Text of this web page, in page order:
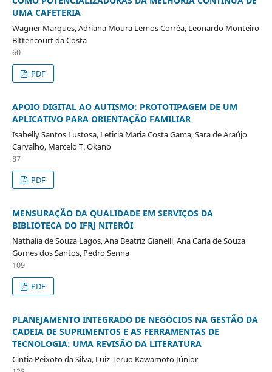
UMA CAFETERIA
Wagner Marques, Adriana Moura Lemos Corrêa, Leonardo Monteiro
Bittencourt da Costa
60
PDF
APOIO DIGITAL AO AUTISMO: PROTOTIPAGEM DE UM
APLICATIVO PARA ORIENTAÇÃO FAMILIAR
Isabelly Santos Lustosa, Leticia Maria Costa Gama, Sara de Araújo
Carvalho, Marcelo T. Okano
87
PDF
MENSURAÇÃO DA QUALIDADE EM SERVIÇOS DA
BIBLIOTECA DO IFRJ NITERÓI
Nathalia de Souza Lagos, Ana Beatriz Gianelli, Ana Carla de Souza
Gomes dos Santos, Pedro Senna
109
PDF
PLANEJAMENTO INTEGRADO DE NEGÓCIOS NA GESTÃO DA
CADEIA DE SUPRIMENTOS E AS FERRAMENTAS DE
TECNOLOGIA: UMA REVISÃO DA LITERATURA
Cintia Peixoto da Silva, Luiz Teruo Kawamoto Júnior